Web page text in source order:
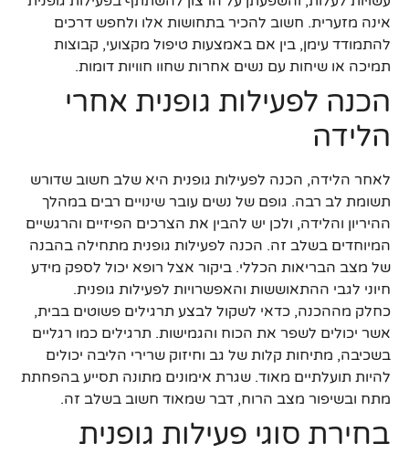
אינה מזערית. חשוב להכיר בתחושות אלו ולחפש דרכים
להתמודד עימן, בין אם באמצעות טיפול מקצועי, קבוצות
תמיכה או שיחות עם נשים אחרות שחוו חוויות דומות.
הכנה לפעילות גופנית אחרי
הלידה
לאחר הלידה, הכנה לפעילות גופנית היא שלב חשוב שדורש
תשומת לב רבה. גופם של נשים עובר שינויים רבים במהלך
ההיריון והלידה, ולכן יש להבין את הצרכים הפיזיים והרגשיים
המיוחדים בשלב זה. הכנה לפעילות גופנית מתחילה בהבנה
של מצב הבריאות הכללי. ביקור אצל רופא יכול לספק מידע
חיוני לגבי ההתאוששות והאפשרויות לפעילות גופנית.
כחלק מההכנה, כדאי לשקול לבצע תרגילים פשוטים בבית,
אשר יכולים לשפר את הכוח והגמישות. תרגילים כמו רגליים
בשכיבה, מתיחות קלות של גב וחיזוק שרירי הליבה יכולים
להיות תועלתיים מאוד. שגרת אימונים מתונה תסייע בהפחתת
מתח ובשיפור מצב הרוח, דבר שמאוד חשוב בשלב זה.
בחירת סוגי פעילות גופנית